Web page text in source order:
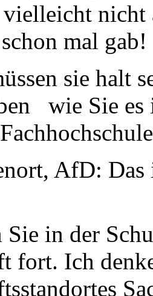
nicht
mal
sie halt
wie Sie
AfD:
Sie in der
fort. Ich